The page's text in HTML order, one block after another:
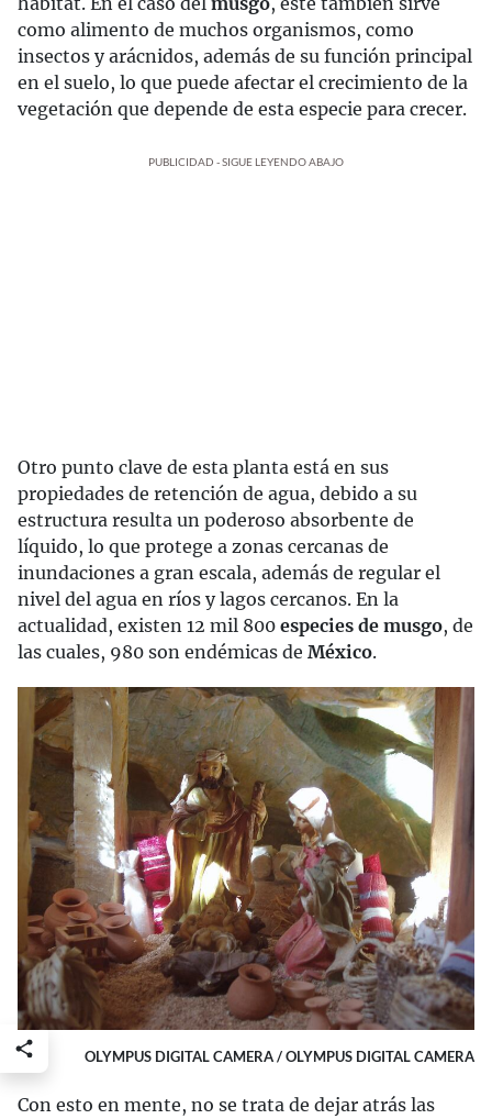
como alimento de muchos organismos, como
insectos y arácnidos, además de su función principal
en el suelo, lo que puede afectar el crecimiento de la
vegetación que depende de esta especie para crecer.
PUBLICIDAD - SIGUE LEYENDO ABAJO
Otro punto clave de esta planta está en sus
propiedades de retención de agua, debido a su
estructura resulta un poderoso absorbente de
líquido, lo que protege a zonas cercanas de
inundaciones a gran escala, además de regular el
nivel del agua en ríos y lagos cercanos. En la
actualidad, existen 12 mil 800 especies de musgo, de
las cuales, 980 son endémicas de México.
OLYMPUS DIGITAL CAMERA / OLYMPUS DIGITAL CAMERA
Con esto en mente, no se trata de dejar atrás las